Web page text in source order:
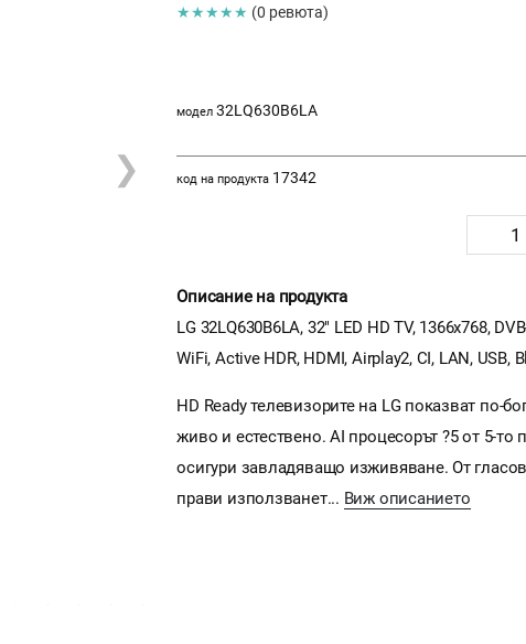
❯
★★★★★ (0 ревюта)
модел 32LQ630B6LA
код на продукта 17342
Описание на продукта
LG 32LQ630B6LA, 32" LED HD TV, 1366x768,
WiFi, Active HDR, HDMI, Airplay2, CI, LAN, USB,
HD Ready телевизорите на LG показват
живо и естествено. AI процесорът ?5 от 5-
осигури завладяващо изживяване. От
прави използванет... Виж описанието